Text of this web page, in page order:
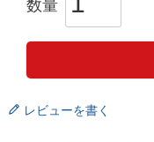
レビューを書く